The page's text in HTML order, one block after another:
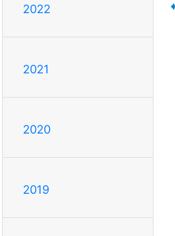
2022
2021
2020
2019